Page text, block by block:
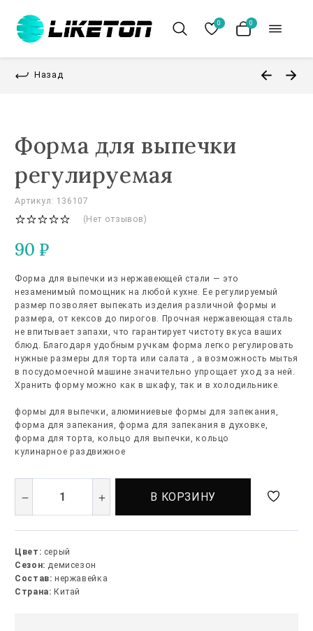
0 0
Назад
Форма для выпечки
регулируемая
Артикул: 136107
(Нет отзывов)
90 ₽
Форма для выпечки из нержавеющей стали — это
незаменимый помощник на любой кухне. Ее регулируемый
размер позволяет выпекать изделия различной формы и
размера, от кексов до пирогов. Прочная нержавеющая сталь
не впитывает запахи, что гарантирует чистоту вкуса ваших
блюд. Благодаря удобным ручкам форма легко регулировать
нужные размеры для торта или салата , а возможность мытья
в посудомоечной машине значительно упрощает уход за ней.
Хранить форму можно как в шкафу, так и в холодильнике.
формы для выпечки, алюминиевые формы для запекания,
форма для запекания, форма для запекания в духовке,
форма для торта, кольцо для выпечки, кольцо
кулинарное раздвижное
В КОРЗИНУ
Цвет: серый
Сезон: демисезон
Состав: нержавейка
Страна: Китай